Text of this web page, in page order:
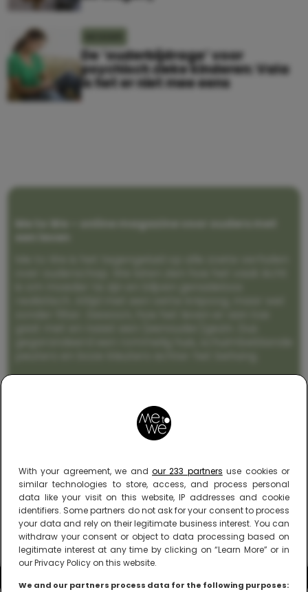
With your agreement, we and our 233 partners use cookies or
similar technologies to store, access, and process personal
data like your visit on this website, IP addresses and cookie
identifiers. Some partners do not ask for your consent to process
your data and rely on their legitimate business interest. You can
withdraw your consent or object to data processing based on
legitimate interest at any time by clicking on “Learn More” or in
our Privacy Policy on this website.
We and our partners process data for the following purposes:
De ‘ouderbijdrage’ voor
psychisch zieke kinderen: Vala
is het er niet mee eens
Me to We – online magazine voor ouders met